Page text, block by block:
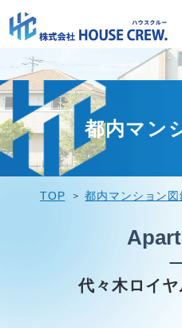
都内マン
TOP 都内マンション図
代々木ロイ